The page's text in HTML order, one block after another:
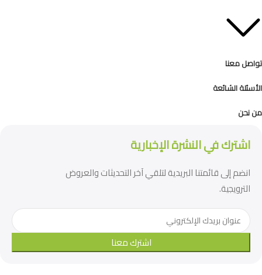
تواصل معنا
الأسئلة الشائعة
من نحن
اشترك في النشرة الإخبارية
انضم إلى قائمتنا البريدية لتلقي آخر التحديثات والعروض
الترويجية.
اشترك معنا